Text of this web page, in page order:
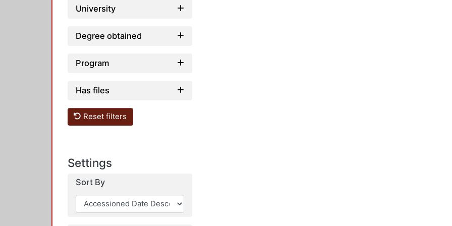
University
Degree obtained
Program
Has files
Reset filters
Settings
Sort By